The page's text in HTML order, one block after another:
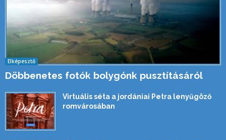
Elképesztő
Döbbenetes fotók bolygónk pusztításáról
Virtuális séta a jordániai Petra lenyűgöző
romvárosában